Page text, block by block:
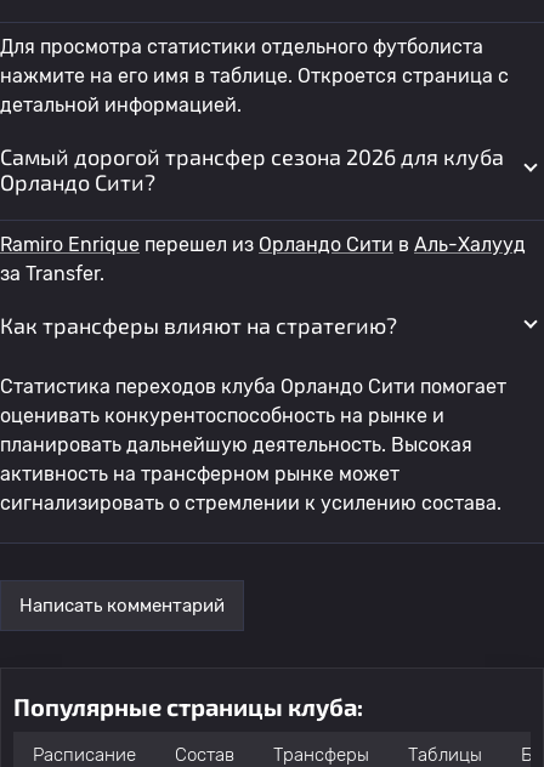
Для просмотра статистики отдельного футболиста
нажмите на его имя в таблице. Откроется страница с
детальной информацией.
Самый дорогой трансфер сезона 2026 для клуба
Орландо Сити?
Ramiro Enrique перешел из Орландо Сити в Аль-Халууд
за Transfer.
Как трансферы влияют на стратегию?
Статистика переходов клуба Орландо Сити помогает
оценивать конкурентоспособность на рынке и
планировать дальнейшую деятельность. Высокая
активность на трансферном рынке может
сигнализировать о стремлении к усилению состава.
Написать комментарий
Популярные страницы клуба:
Расписание Состав Трансферы Таблицы